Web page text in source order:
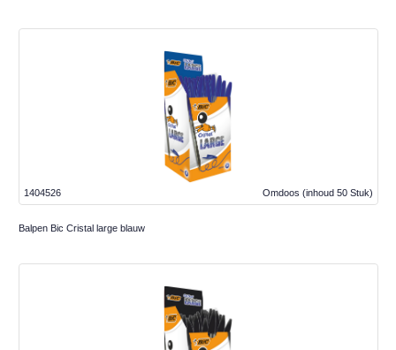
Omdoos (inhoud 50 Stuk)
1404526
Balpen Bic Cristal large blauw